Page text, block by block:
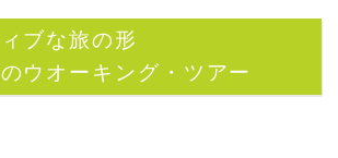
ブな旅の形
ウオーキング・ツアー